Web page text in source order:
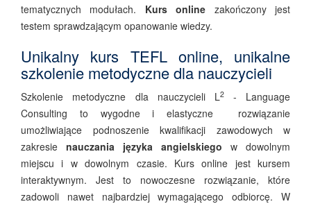
tematycznych modułach. Kurs online zakończony jest
testem sprawdzającym opanowanie wiedzy.
Unikalny kurs TEFL online, unikalne
szkolenie metodyczne dla nauczycieli
Szkolenie metodyczne dla nauczycieli L2 - Language
Consulting to wygodne i elastyczne rozwiązanie
umożliwiające podnoszenie kwalifikacji zawodowych w
zakresie nauczania języka angielskiego w dowolnym
miejscu i w dowolnym czasie. Kurs online jest kursem
interaktywnym. Jest to nowoczesne rozwiązanie, które
zadowoli nawet najbardziej wymagającego odbiorcę. W